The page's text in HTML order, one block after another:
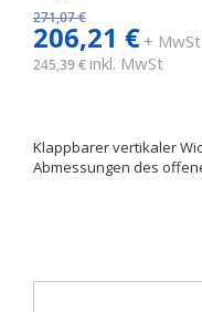
271,07 €
206,21 €+ MwSt
245,39 € inkl. MwSt
Klappbarer vertikaler
Abmessungen des